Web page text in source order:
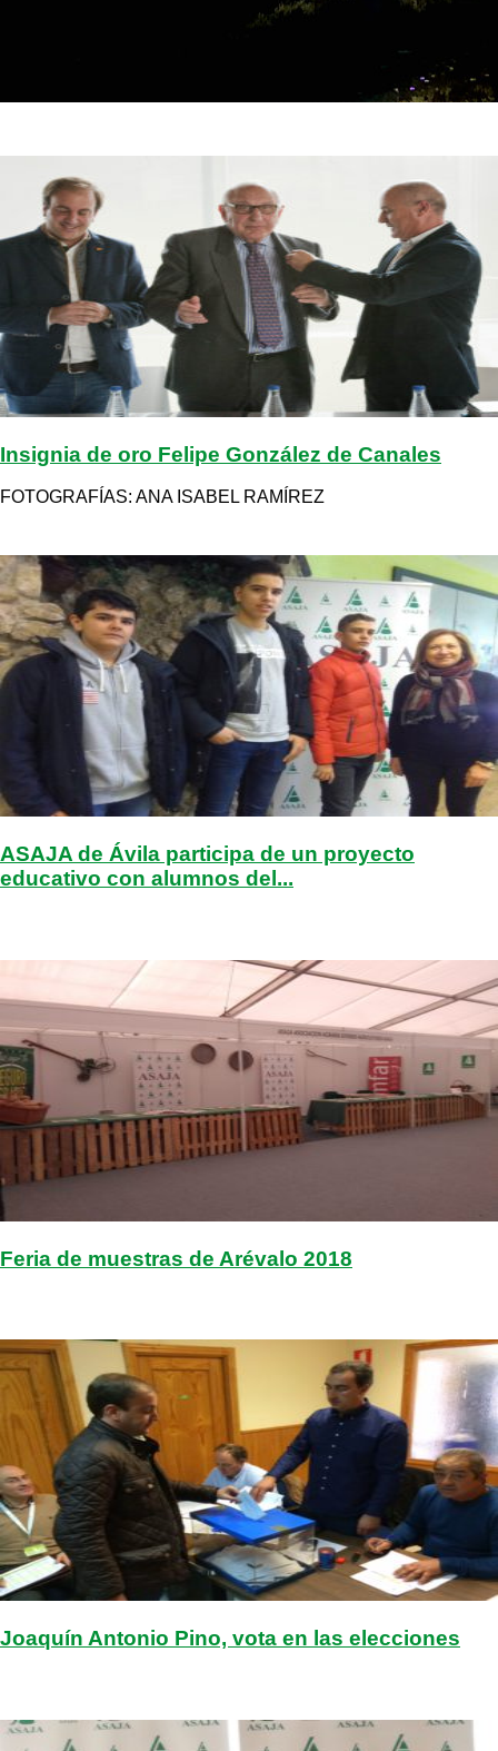
Insignia de oro Felipe González de Canales
FOTOGRAFÍAS: ANA ISABEL RAMÍREZ
ASAJA de Ávila participa de un proyecto
educativo con alumnos del...
Feria de muestras de Arévalo 2018
Joaquín Antonio Pino, vota en las elecciones